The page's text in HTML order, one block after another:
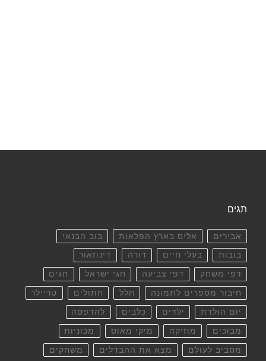
תגים
אבירים אליס בארץ הפלאות בוב הבנאי
בובות בעלי חיים דורה דינוזאור
דפי משחק דפי צביעה חגי ישראל חגים
חיבור מספרים לתמונה חלל חתולים טריילר
יום הולדת ילדים כלבים להדפסה
מבוכים מוזיקה מיקי מאוס מכוניות
מסביב לעולם מצא את ההבדלים משחקים